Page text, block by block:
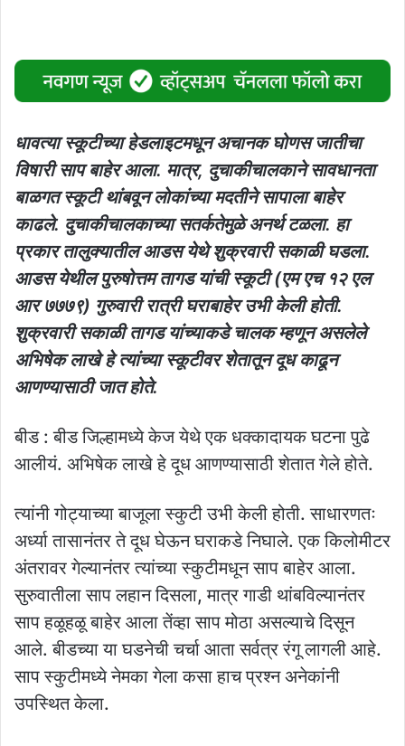
धावत्या स्कूटीच्या हेडलाइटमधून अचानक घोणस जातीचा
विषारी साप बाहेर आला. मात्र, दुचाकीचालकाने सावधानता
बाळगत स्कूटी थांबवून लाेकांच्या मदतीने सापाला बाहेर
काढले. दुचाकीचालकाच्या सतर्कतेमुळे अनर्थ टळला. हा
प्रकार तालुक्यातील आडस येथे शुक्रवारी सकाळी घडला.
आडस येथील पुरुषोत्तम तागड यांची स्कूटी (एम एच १२ एल
आर ७७७९) गुरुवारी रात्री घराबाहेर उभी केली होती.
शुक्रवारी सकाळी तागड यांच्याकडे चालक म्हणून असलेले
अभिषेक लाखे हे त्यांच्या स्कूटीवर शेतातून दूध काढून
आणण्यासाठी जात होते.
बीड : बीड जिल्हामध्ये केज येथे एक धक्कादायक घटना पुढे
आलीयं. अभिषेक लाखे हे दूध आणण्यासाठी शेतात गेले होते.
त्यांनी गोट्याच्या बाजूला स्कुटी उभी केली होती. साधारणतः
अर्ध्या तासानंतर ते दूध घेऊन घराकडे निघाले. एक किलोमीटर
अंतरावर गेल्यानंतर त्यांच्या स्कुटीमधून साप बाहेर आला.
सुरुवातीला साप लहान दिसला, मात्र गाडी थांबविल्यानंतर
साप हळूहळू बाहेर आला तेंव्हा साप मोठा असल्याचे दिसून
आले. बीडच्या या घडनेची चर्चा आता सर्वत्र रंगू लागली आहे.
साप स्कुटीमध्ये नेमका गेला कसा हाच प्रश्न अनेकांनी
उपस्थित केला.